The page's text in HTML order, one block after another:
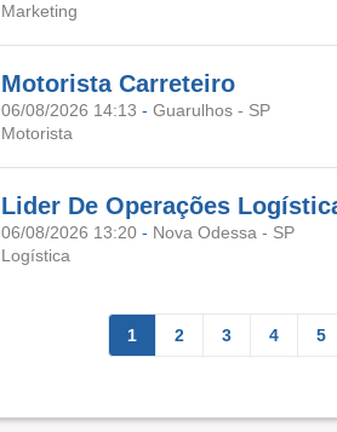
Marketing
Motorista Carreteiro
06/08/2026 14:13 - Guarulhos - SP
Motorista
Lider De Operações
06/08/2026 13:20 - Nova Odessa - SP
Logística
1 2 3 4 5